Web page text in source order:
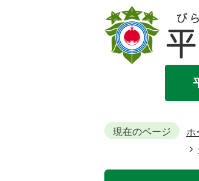
現在のページ ホ